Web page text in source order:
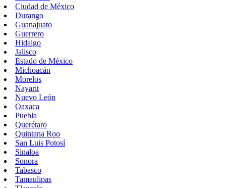
Ciudad de México
Durango
Guanajuato
Guerrero
Hidalgo
Jalisco
Estado de México
Michoacán
Morelos
Nayarit
Nuevo León
Oaxaca
Puebla
Querétaro
Quintana Roo
San Luis Potosí
Sinaloa
Sonora
Tabasco
Tamaulipas